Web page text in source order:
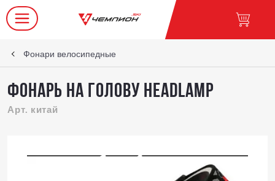
Фонари велосипедные
Фонарь на голову HEADLAMP
Арт. китай